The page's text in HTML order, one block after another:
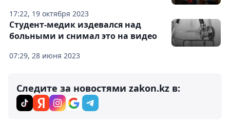
17:22, 19 октября 2023
07:29, 28 июня 2023
Студент-медик издевался над
больными и снимал это на видео
Следите за новостями zakon.kz в: